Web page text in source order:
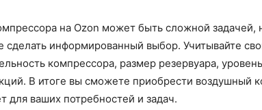
на Ozon может быть сложной задачей,
информированный выбор. Учитывайте
компрессора, размер резервуара,
В итоге вы сможете приобрести воздушный
для ваших потребностей и задач.